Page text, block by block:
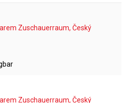
Zuschauerraum, Český
Zuschauerraum, Český